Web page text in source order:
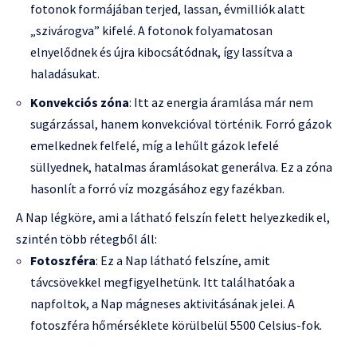
fotonok formájában terjed, lassan, évmilliók alatt
„szivárogva” kifelé. A fotonok folyamatosan
elnyelődnek és újra kibocsátódnak, így lassítva a
haladásukat.
Konvekciós zóna: Itt az energia áramlása már nem
sugárzással, hanem konvekcióval történik. Forró gázok
emelkednek felfelé, míg a lehűlt gázok lefelé
süllyednek, hatalmas áramlásokat generálva. Ez a zóna
hasonlít a forró víz mozgásához egy fazékban.
A Nap légköre, ami a látható felszín felett helyezkedik el,
szintén több rétegből áll:
Fotoszféra: Ez a Nap látható felszíne, amit
távcsövekkel megfigyelhetünk. Itt találhatóak a
napfoltok, a Nap mágneses aktivitásának jelei. A
fotoszféra hőmérséklete körülbelül 5500 Celsius-fok.